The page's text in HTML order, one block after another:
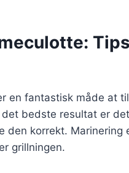
en fantastisk måde at
det bedste resultat er
den korrekt.
grillningen.